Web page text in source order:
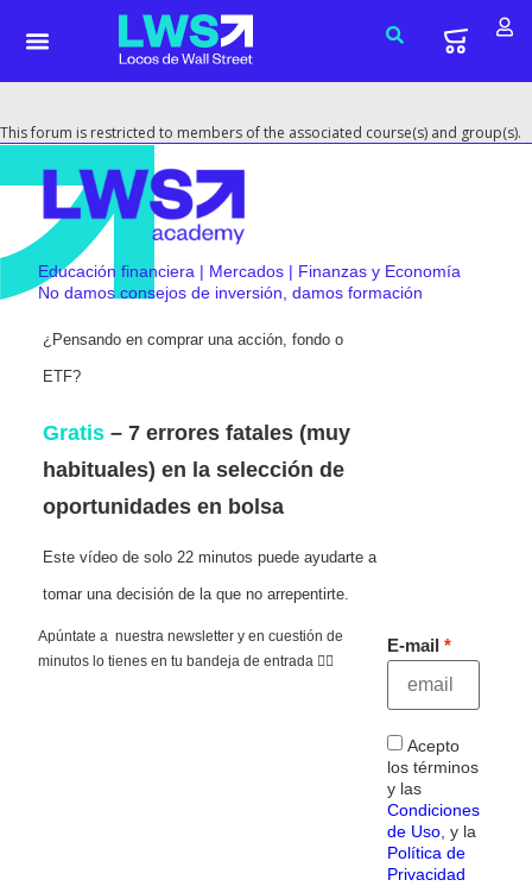
This forum is restricted to members of the associated course(s) and group(s).
Educación financiera | Mercados | Finanzas y Economía
No damos consejos de inversión, damos formación
¿Pensando en comprar una acción, fondo o
ETF?
Gratis – 7 errores fatales (muy
habituales) en la selección de
oportunidades en bolsa
Este vídeo de solo 22 minutos puede ayudarte a
tomar una decisión de la que no arrepentirte.
Apúntate a nuestra newsletter y en cuestión de
minutos lo tienes en tu bandeja de entrada 👇🏻
E-mail
Acepto
los términos
y las
Condiciones
de Uso, y la
Política de
Privacidad